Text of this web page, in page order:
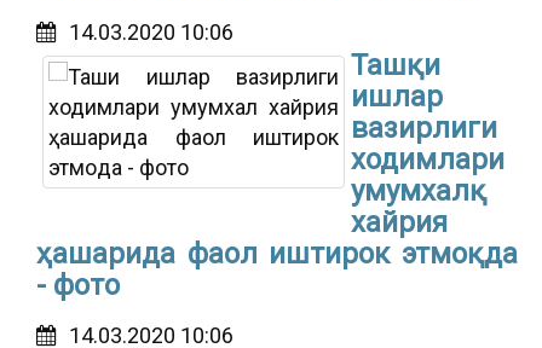
14.03.2020 10:06
Ташқи
ишлар
вазирлиги
ходимлари
умумхалқ
хайрия
ҳашарида фаол иштирок этмоқда
- фото
14.03.2020 10:06